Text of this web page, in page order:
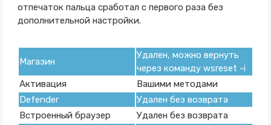
отпечаток пальца сработал с первого раза без
дополнительной настройки.
Магазин
Удален, можно вернуть
через команду wsreset -i
Активация
Вашими методами
Defender
Удален без возврата
Встроенный браузер
Удален без возврата